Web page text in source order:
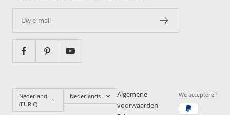
Uw e-mail
Land/regio
Nederland
(EUR €)
TaalNederlands
Algemene
voorwaarden
We accepteren